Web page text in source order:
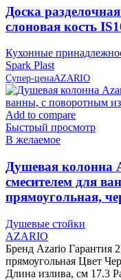
Доска
слоновая кость
Кухонные
Spark Plast
Супер-ценаAZARIO
Add to compare
Быстрый просмотр
В желаемое
Душевая колонна
смесителем для
прямоугольная,
Душевые стойки
AZARIO
Бренд Azario Гарантия
прямоугольная Цвет
Длина излива, см 17.3